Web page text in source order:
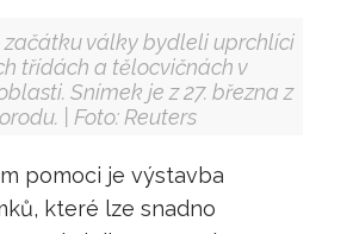
začátku války bydleli uprchlíci
třídách a tělocvičnách v
Snímek je z 27. března z
| Foto: Reuters
pomoci je výstavba
které lze snadno